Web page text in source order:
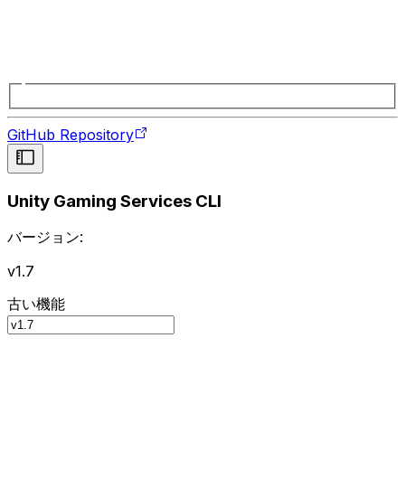
GitHub Repository
Unity Gaming Services CLI
バージョン:
v1.7
古い機能